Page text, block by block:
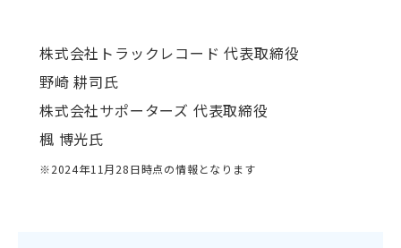
株式会社トラックレコード 代表取締役
野崎 耕司氏
株式会社サポーターズ 代表取締役
楓 博光氏
※2024年11月28日時点の情報となります